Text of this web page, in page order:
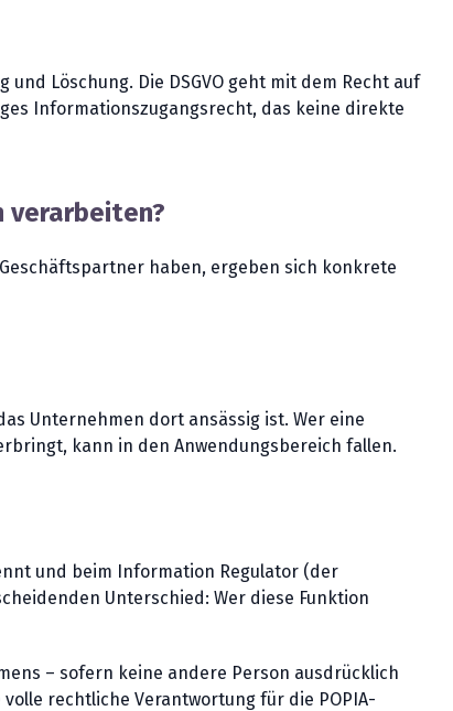
Löschung. Die DSGVO geht mit dem Recht auf
Informationszugangsrecht, das keine direkte
verarbeiten?
haben, ergeben sich konkrete
Unternehmen dort ansässig ist. Wer eine
kann in den Anwendungsbereich fallen.
und beim Information Regulator (der
Unterschied: Wer diese Funktion
– sofern keine andere Person ausdrücklich
rechtliche Verantwortung für die POPIA-